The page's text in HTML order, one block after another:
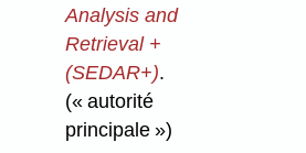
Analysis and
Retrieval +
(SEDAR+).
(« autorité
principale »)